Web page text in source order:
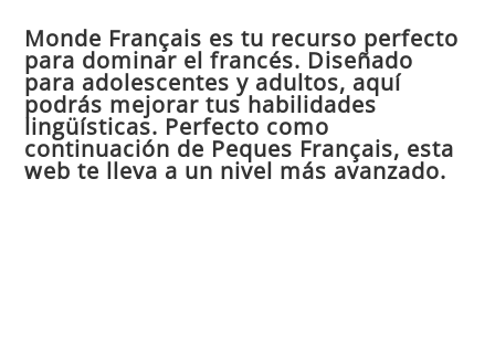
Monde Français es tu recurso perfecto
para dominar el francés. Diseñado
para adolescentes y adultos, aquí
podrás mejorar tus habilidades
lingüísticas. Perfecto como
continuación de Peques Français, esta
web te lleva a un nivel más avanzado.